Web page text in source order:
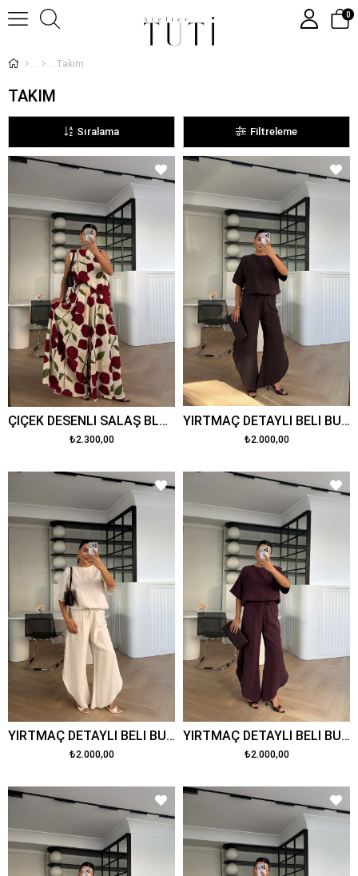
0
Takım
TAKIM
Filtreleme
Sıralama
ÇİÇEK DESENLİ SALAŞ BLUZ PANTOLON TAKIM BORDO
₺2.300,00
YIRTMAÇ DETAYLI BELİ BÜZGÜLÜ TAKIM KAHVE
₺2.000,00
YIRTMAÇ DETAYLI BELİ BÜZGÜLÜ TAKIM BEJ
₺2.000,00
YIRTMAÇ DETAYLI BELİ BÜZGÜLÜ TAKIM MÜRDÜM
₺2.000,00